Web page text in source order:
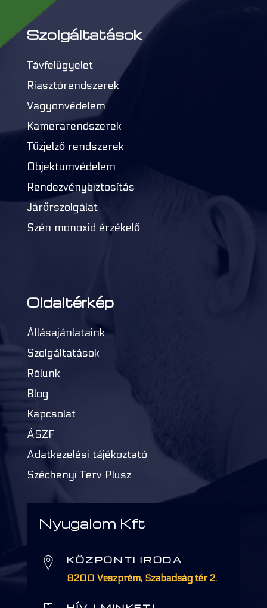
Szolgáltatások
Távfelügyelet
Riasztórendszerek
Vagyonvédelem
Kamerarendszerek
Tűzjelző rendszerek
Objektumvédelem
Rendezvénybiztosítás
Járőrszolgálat
Szén monoxid érzékelő
Oldaltérkép
Állásajánlataink
Szolgáltatások
Rólunk
Blog
Kapcsolat
ÁSZF
Adatkezelési tájékoztató
Széchenyi Terv Plusz
Nyugalom Kft
KÖZPONTI IRODA
8200 Veszprém, Szabadság tér 2.